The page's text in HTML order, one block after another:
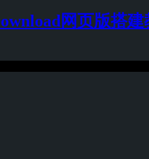
网页版搭建